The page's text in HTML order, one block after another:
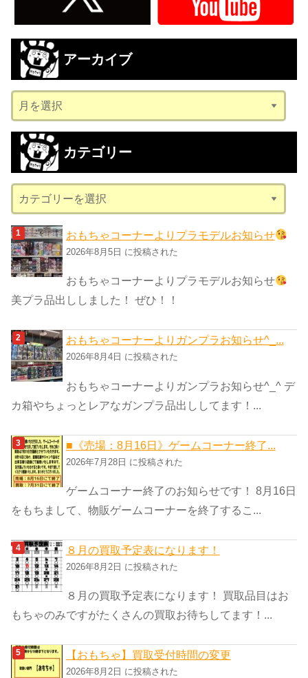
アーカイブ
ー
カ
ブ
カテゴリー
テ
ゴ
リ
ー
おもちゃコーナーよりプラモデルお知らせ
2026年8月5日 に投稿された
おもちゃコーナーよりプラモデルお知らせ
美プラ品出ししました！ ぜひ！！
おもちゃコーナーよりガンプラお知らせ^_...
2026年8月4日 に投稿された
おもちゃコーナーよりガンプラお知らせ^_^ デ
カ箱やちょっとレアなガンプラ品出ししてます！...
■《売場：8月16日》ゲームコーナー終了...
2026年7月28日 に投稿された
ゲームコーナー終了のお知らせです！ 8月16日
をもちまして、物販ゲームコーナーを終了するこ...
８月の買取予定表になります！
2026年8月2日 に投稿された
８月の買取予定表になります！ 買取品目はお
もちゃのみですがたくさんの買取お待ちしてます！...
【おもちゃ】買取受付時間の変更
2026年8月2日 に投稿された